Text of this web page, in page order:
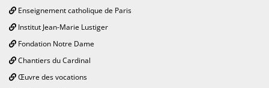
Enseignement catholique de Paris
Institut Jean-Marie Lustiger
Fondation Notre Dame
Chantiers du Cardinal
Œuvre des vocations